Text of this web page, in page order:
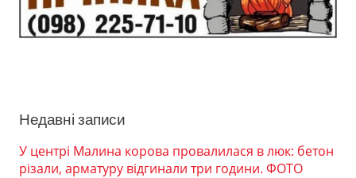
Недавні записи
У центрі Малина корова провалилася в люк: бетон
різали, арматуру відгинали три години. ФОТО